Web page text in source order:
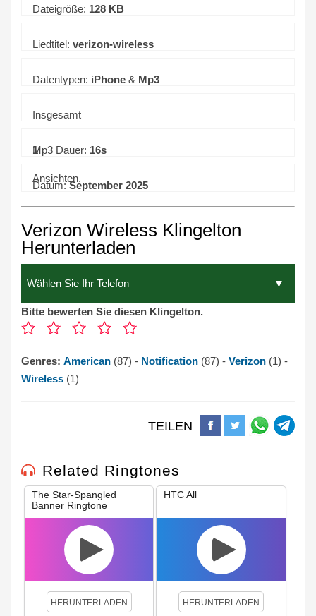
Dateigröße: 128 KB
Liedtitel: verizon-wireless
Datentypen: iPhone & Mp3
Insgesamt
1
Ansichten.
Mp3 Dauer: 16s
Datum:September 2025
Verizon Wireless Klingelton
Herunterladen
Bitte bewerten Sie diesen Klingelton.
Genres: American (87) - Notification (87) - Verizon (1) -
Wireless (1)
TEILEN
Related Ringtones
The Star-Spangled
Banner Ringtone
HERUNTERLADEN
HTC All
HERUNTERLADEN